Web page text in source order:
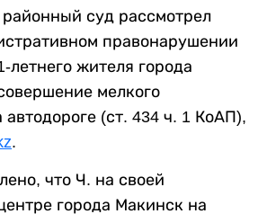
суд рассмотрел
правонарушении
летнего жителя города
мелкого
автодороге (ст. 434 ч. 1 КоАП),
.
что Ч. на своей
города Макинск на